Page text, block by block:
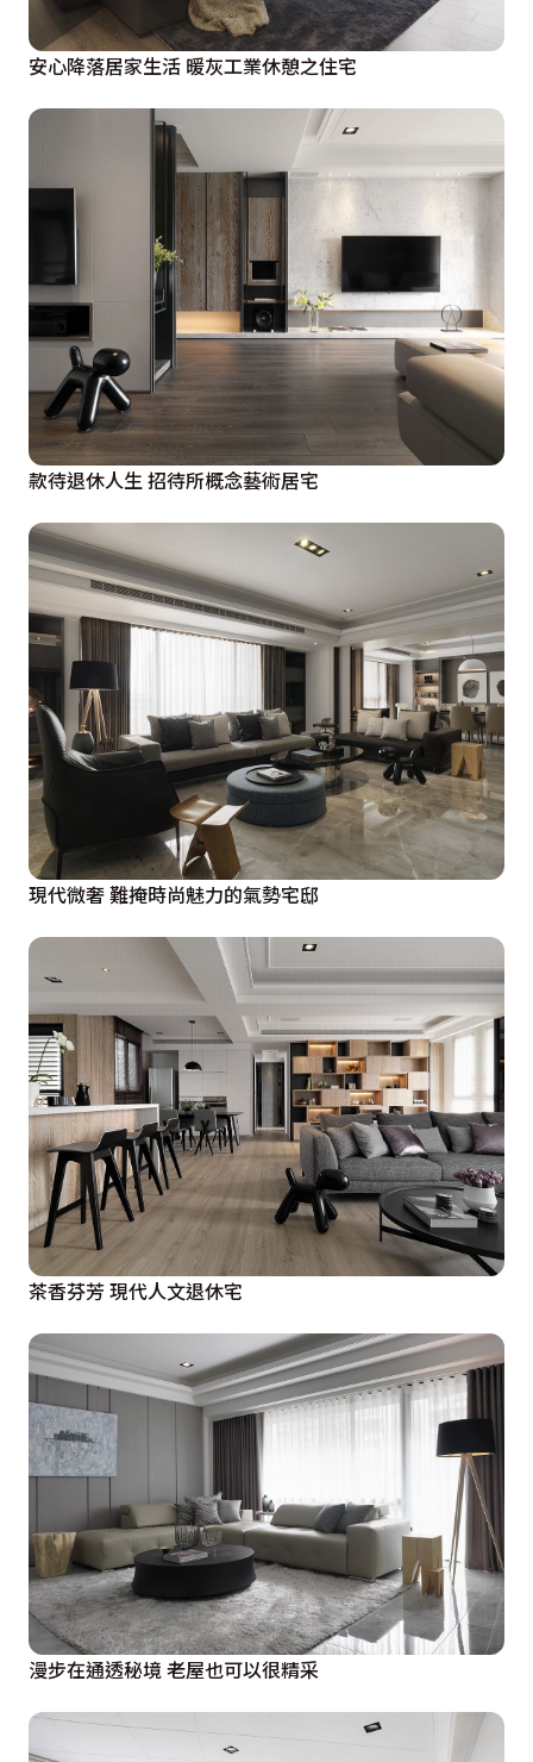
安心降落居家生活 暖灰工業休憩之住宅
款待退休人生 招待所概念藝術居宅
現代微奢 難掩時尚魅力的氣勢宅邸
茶香芬芳 現代人文退休宅
漫步在通透秘境 老屋也可以很精采